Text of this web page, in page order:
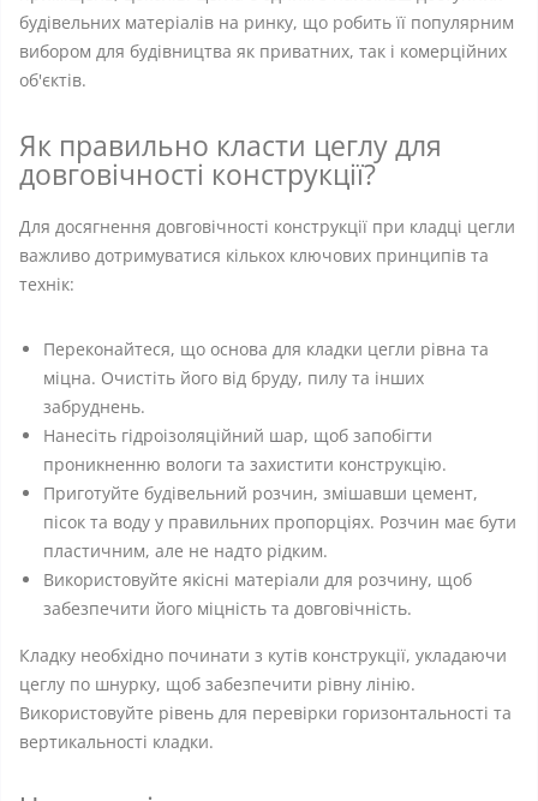
будівельних матеріалів на ринку, що робить її популярним
вибором для будівництва як приватних, так і комерційних
об'єктів.
Як правильно класти цеглу для
довговічності конструкції?
Для досягнення довговічності конструкції при кладці цегли
важливо дотримуватися кількох ключових принципів та
технік:
Переконайтеся, що основа для кладки цегли рівна та
міцна. Очистіть його від бруду, пилу та інших
забруднень.
Нанесіть гідроізоляційний шар, щоб запобігти
проникненню вологи та захистити конструкцію.
Приготуйте будівельний розчин, змішавши цемент,
пісок та воду у правильних пропорціях. Розчин має бути
пластичним, але не надто рідким.
Використовуйте якісні матеріали для розчину, щоб
забезпечити його міцність та довговічність.
Кладку необхідно починати з кутів конструкції, укладаючи
цеглу по шнурку, щоб забезпечити рівну лінію.
Використовуйте рівень для перевірки горизонтальності та
вертикальності кладки.